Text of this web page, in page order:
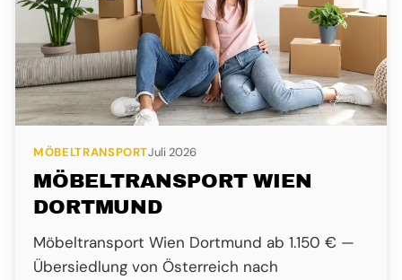
MÖBELTRANSPORTJuli 2026
MÖBELTRANSPORT WIEN
DORTMUND
Möbeltransport Wien Dortmund ab 1.150 € —
Übersiedlung von Österreich nach